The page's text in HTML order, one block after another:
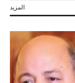
المزيد